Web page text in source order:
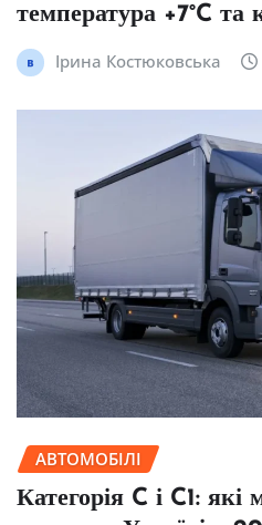
температура +7°C та
Ірина Костюковська
АВТОМОБІЛІ
Категорія C і C1: